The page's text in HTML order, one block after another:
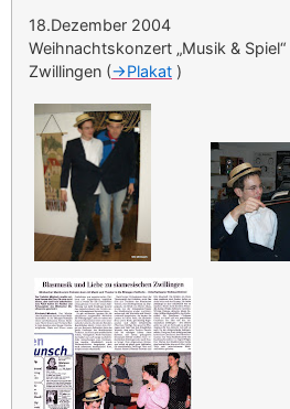
18.Dezember 2004
Weihnachtskonzert „Musik &
Zwillingen (->Plakat )